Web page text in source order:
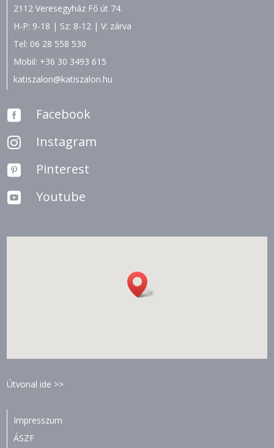
2112 Veresegyház Fő út 74.
H-P: 9-18 | Sz: 8-12 | V: zárva
Tel: 06 28 558 530
Mobil: +36 30 3493 615
katiszalon@katiszalon.hu
 Facebook
 Instagram
 Pinterest
 Youtube
Útvonal ide >>
Impresszum
ÁSZF